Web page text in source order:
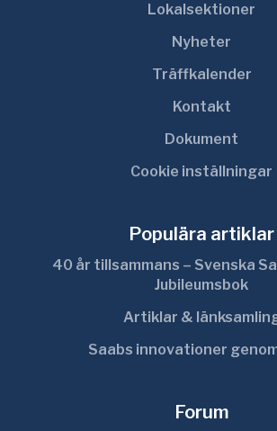
Lokalsektioner
Nyheter
Träffkalender
Kontakt
Dokument
Cookie inställningar
Populära artiklar
40 år tillsammans – Svenska
Jubileumsbok
Artiklar &
Saabs innovationer
Forum